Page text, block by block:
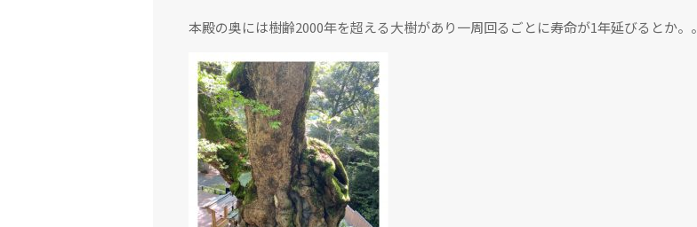
本殿の奥には樹齢2000年を超える大樹があり一周回るごとに寿命が1年延びるとか。。